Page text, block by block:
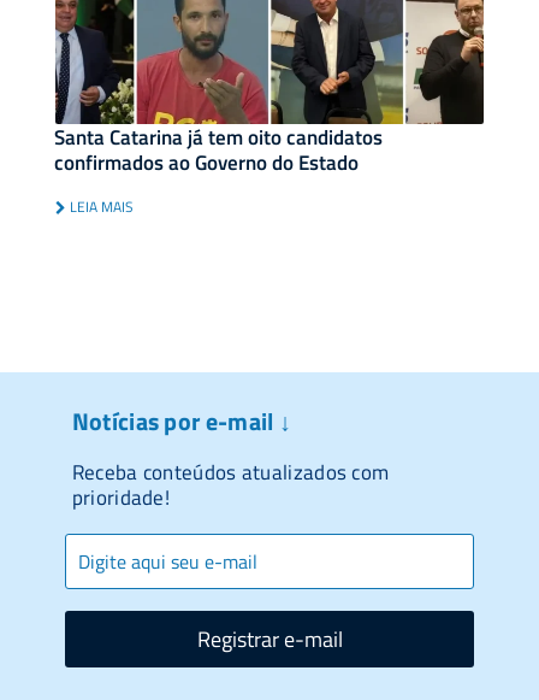
Santa Catarina já tem oito candidatos
confirmados ao Governo do Estado
LEIA MAIS
Notícias por e-mail ↓
Receba conteúdos atualizados com
prioridade!
Registrar e-mail